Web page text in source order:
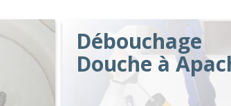
Débouchage
Douche à